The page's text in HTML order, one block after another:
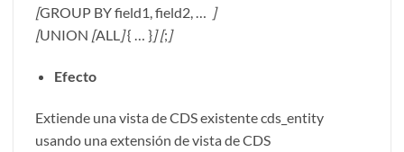
[GROUP BY field1, field2, … ]
[UNION [ALL]{ … }] [;]
Efecto
Extiende una vista de CDS existente cds_entity
usando una extensión de vista de CDS